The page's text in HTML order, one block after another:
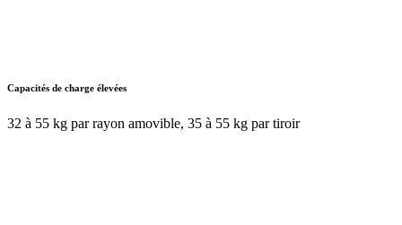
Capacités de charge élevées
32 à 55 kg par rayon amovible, 35 à 55 kg par tiroir